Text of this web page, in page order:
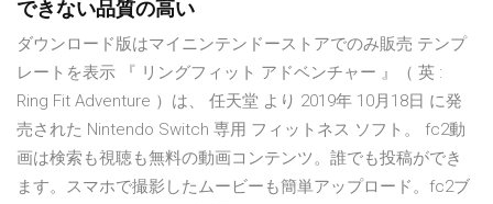
できない品質の高い
ダウンロード版はマイニンテンドーストアでのみ販売 テンプ
レートを表示 『 リングフィット アドベンチャー 』（ 英 :
Ring Fit Adventure ）は、 任天堂 より 2019年 10月18日 に発
売された Nintendo Switch 専用 フィットネス ソフト。 fc2動
画は検索も視聴も無料の動画コンテンツ。誰でも投稿ができ
ます。スマホで撮影したムービーも簡単アップロード。fc2ブ